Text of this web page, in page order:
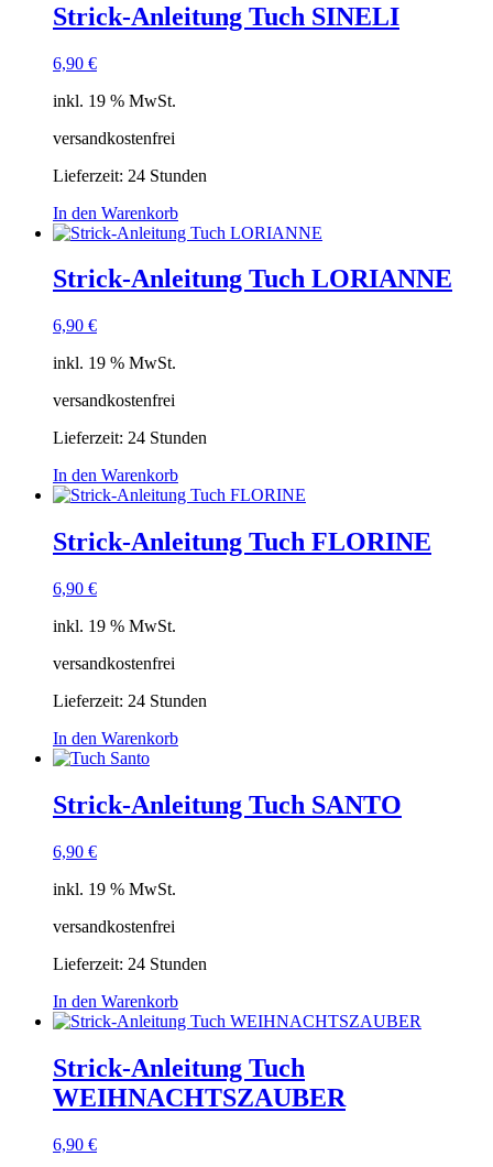
Strick-Anleitung Tuch SINELI
6,90 €
inkl. 19 % MwSt.
versandkostenfrei
Lieferzeit: 24 Stunden
In den Warenkorb
Strick-Anleitung Tuch LORIANNE
6,90 €
inkl. 19 % MwSt.
versandkostenfrei
Lieferzeit: 24 Stunden
In den Warenkorb
Strick-Anleitung Tuch FLORINE
6,90 €
inkl. 19 % MwSt.
versandkostenfrei
Lieferzeit: 24 Stunden
In den Warenkorb
Strick-Anleitung Tuch SANTO
6,90 €
inkl. 19 % MwSt.
versandkostenfrei
Lieferzeit: 24 Stunden
In den Warenkorb
Strick-Anleitung Tuch
WEIHNACHTSZAUBER
6,90 €